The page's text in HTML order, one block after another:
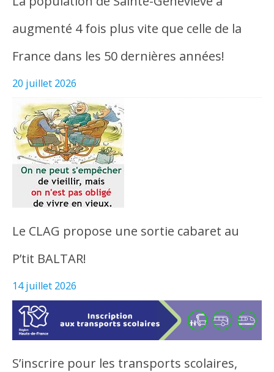
augmenté 4 fois plus vite que celle de la
France dans les 50 dernières années!
20 juillet 2026
Le CLAG propose une sortie cabaret au
P’tit BALTAR!
14 juillet 2026
S’inscrire pour les transports scolaires,